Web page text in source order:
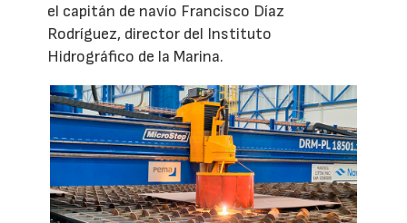
el capitán de navío Francisco Díaz
Rodríguez, director del Instituto
Hidrográfico de la Marina.